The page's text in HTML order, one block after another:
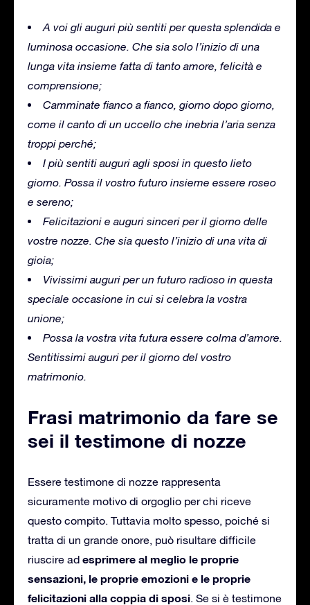
A voi gli auguri più sentiti per questa splendida e
luminosa occasione. Che sia solo l’inizio di una
lunga vita insieme fatta di tanto amore, felicità e
comprensione;
Camminate fianco a fianco, giorno dopo giorno,
come il canto di un uccello che inebria l’aria senza
troppi perché;
I più sentiti auguri agli sposi in questo lieto
giorno. Possa il vostro futuro insieme essere roseo
e sereno;
Felicitazioni e auguri sinceri per il giorno delle
vostre nozze. Che sia questo l’inizio di una vita di
gioia;
Vivissimi auguri per un futuro radioso in questa
speciale occasione in cui si celebra la vostra
unione;
Possa la vostra vita futura essere colma d’amore.
Sentitissimi auguri per il giorno del vostro
matrimonio.
Frasi matrimonio da fare se
sei il testimone di nozze
Essere testimone di nozze rappresenta
sicuramente motivo di orgoglio per chi riceve
questo compito. Tuttavia molto spesso, poiché si
tratta di un grande onore, può risultare difficile
riuscire ad esprimere al meglio le proprie
sensazioni, le proprie emozioni e le proprie
felicitazioni alla coppia di sposi. Se si è testimone